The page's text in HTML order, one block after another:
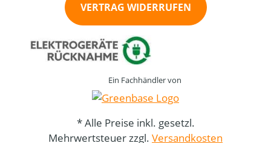
VERTRAG WIDERRUFEN
Ein Fachhändler von
* Alle Preise inkl. gesetzl.
Mehrwertsteuer zzgl. Versandkosten